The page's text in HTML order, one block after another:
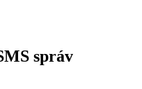
správ